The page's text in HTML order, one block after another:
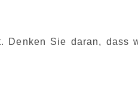
Denken Sie daran, dass